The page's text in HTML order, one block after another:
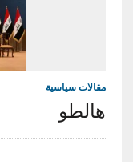
مقالات سياسية
هالطو